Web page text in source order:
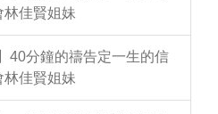
林佳賢姐妹
40分鐘的禱告定一生的信
林佳賢姐妹